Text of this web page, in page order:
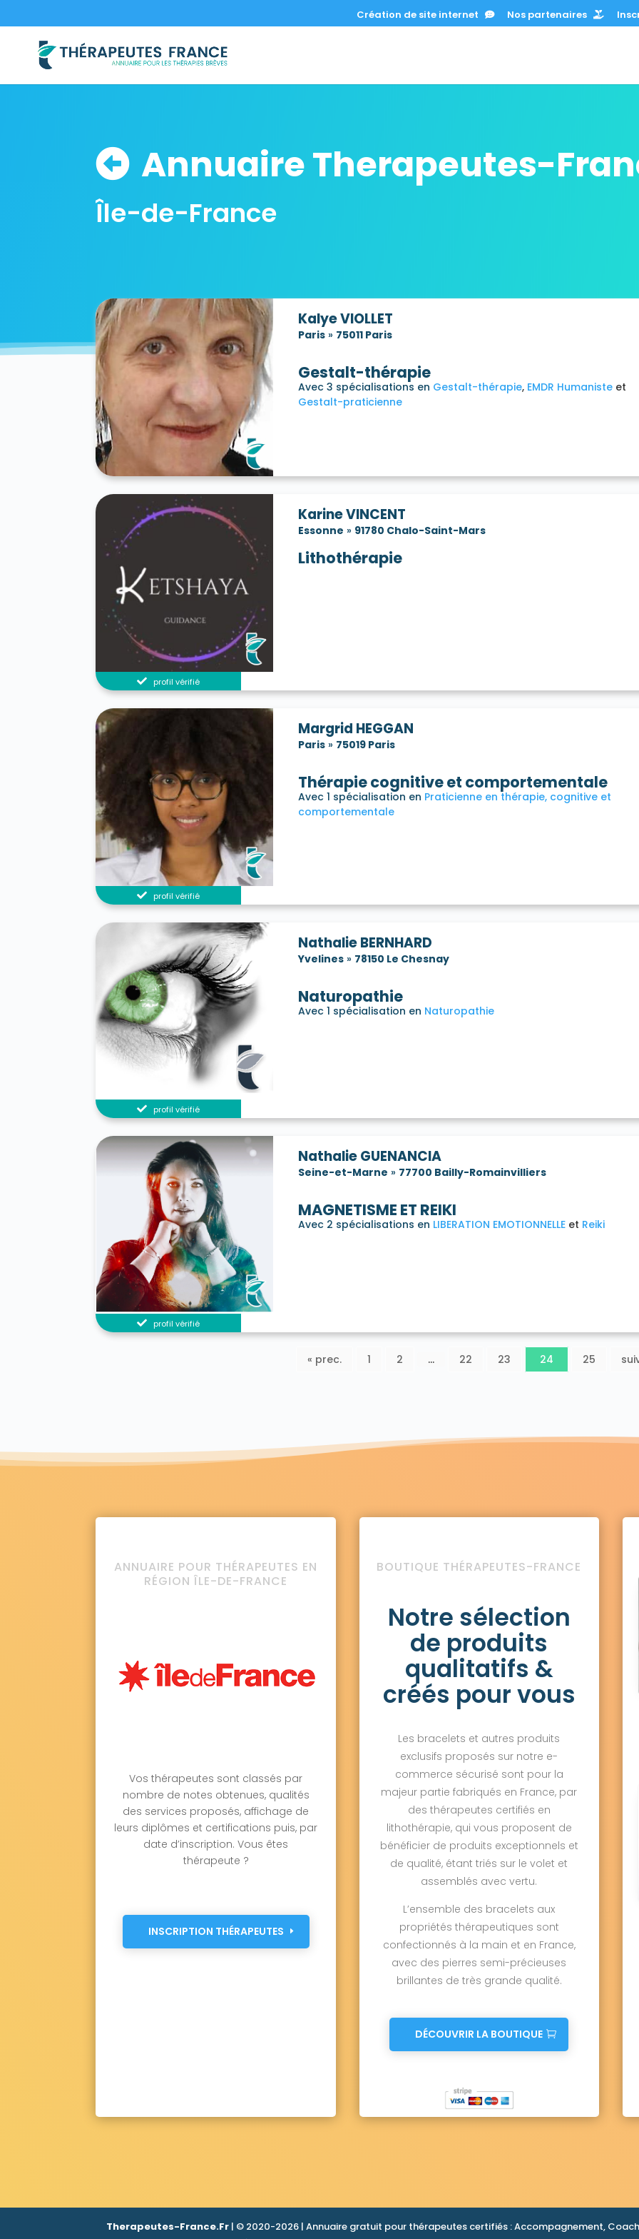
Création de site internet Nos partenaires
Annuaire Therapeutes-
Île-de-France
Kalye VIOLLET
Paris » 75011 Paris
Gestalt-thérapie
Avec 3 spécialisations en Gestalt-thérapie EMDR Humaniste
Gestalt-praticienne
profil vérifié
Karine VINCENT
Essonne » 91780 Chalo-Saint-Mars
Lithothérapie
profil vérifié
Margrid HEGGAN
Paris » 75019 Paris
Thérapie cognitive et comportementale
Avec 1 spécialisation en Praticienne en thérapie, cognitive et
comportementale
profil vérifié
Nathalie BERNHARD
Yvelines » 78150 Le Chesnay
Naturopathie
Avec 1 spécialisation en Naturopathie
profil vérifié
Nathalie GUENANCIA
Seine-et-Marne » 77700 Bailly-Romainvilliers
MAGNETISME ET REIKI
Avec 2 spécialisations en LIBERATION EMOTIONNELLE Reiki
« prec. 1 2 … 22 23 24 25
ANNUAIRE POUR THÉRAPEUTES EN
RÉGION ÎLE-DE-FRANCE
Vos thérapeutes sont classés par
nombre de notes obtenues, qualités
des services proposés, affichage de
leurs diplômes et certifications puis, par
date d’inscription. Vous êtes
thérapeute ?
INSCRIPTION THÉRAPEUTES
BOUTIQUE THÉRAPEUTES-FRANCE
Notre sélection
de produits
qualitatifs &
créés pour vous
Les bracelets et autres produits
exclusifs proposés sur notre e-
commerce sécurisé sont pour la
majeur partie fabriqués en France, par
des thérapeutes certifiés en
lithothérapie, qui vous proposent de
bénéficier de produits exceptionnels et
de qualité, étant triés sur le volet et
assemblés avec vertu.
L’ensemble des bracelets aux
propriétés thérapeutiques sont
confectionnés à la main et en France,
avec des pierres semi-précieuses
brillantes de très grande qualité.
DÉCOUVRIR LA BOUTIQUE
Therapeutes-France.Fr | © 2020-2026 | Annuaire gratuit pour thérapeutes certifiés : Accompagnement,